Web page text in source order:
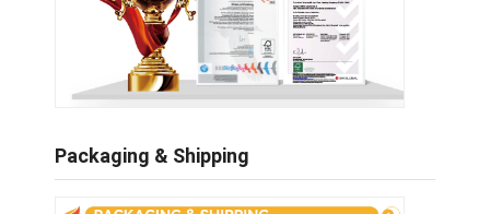
Packaging & Shipping